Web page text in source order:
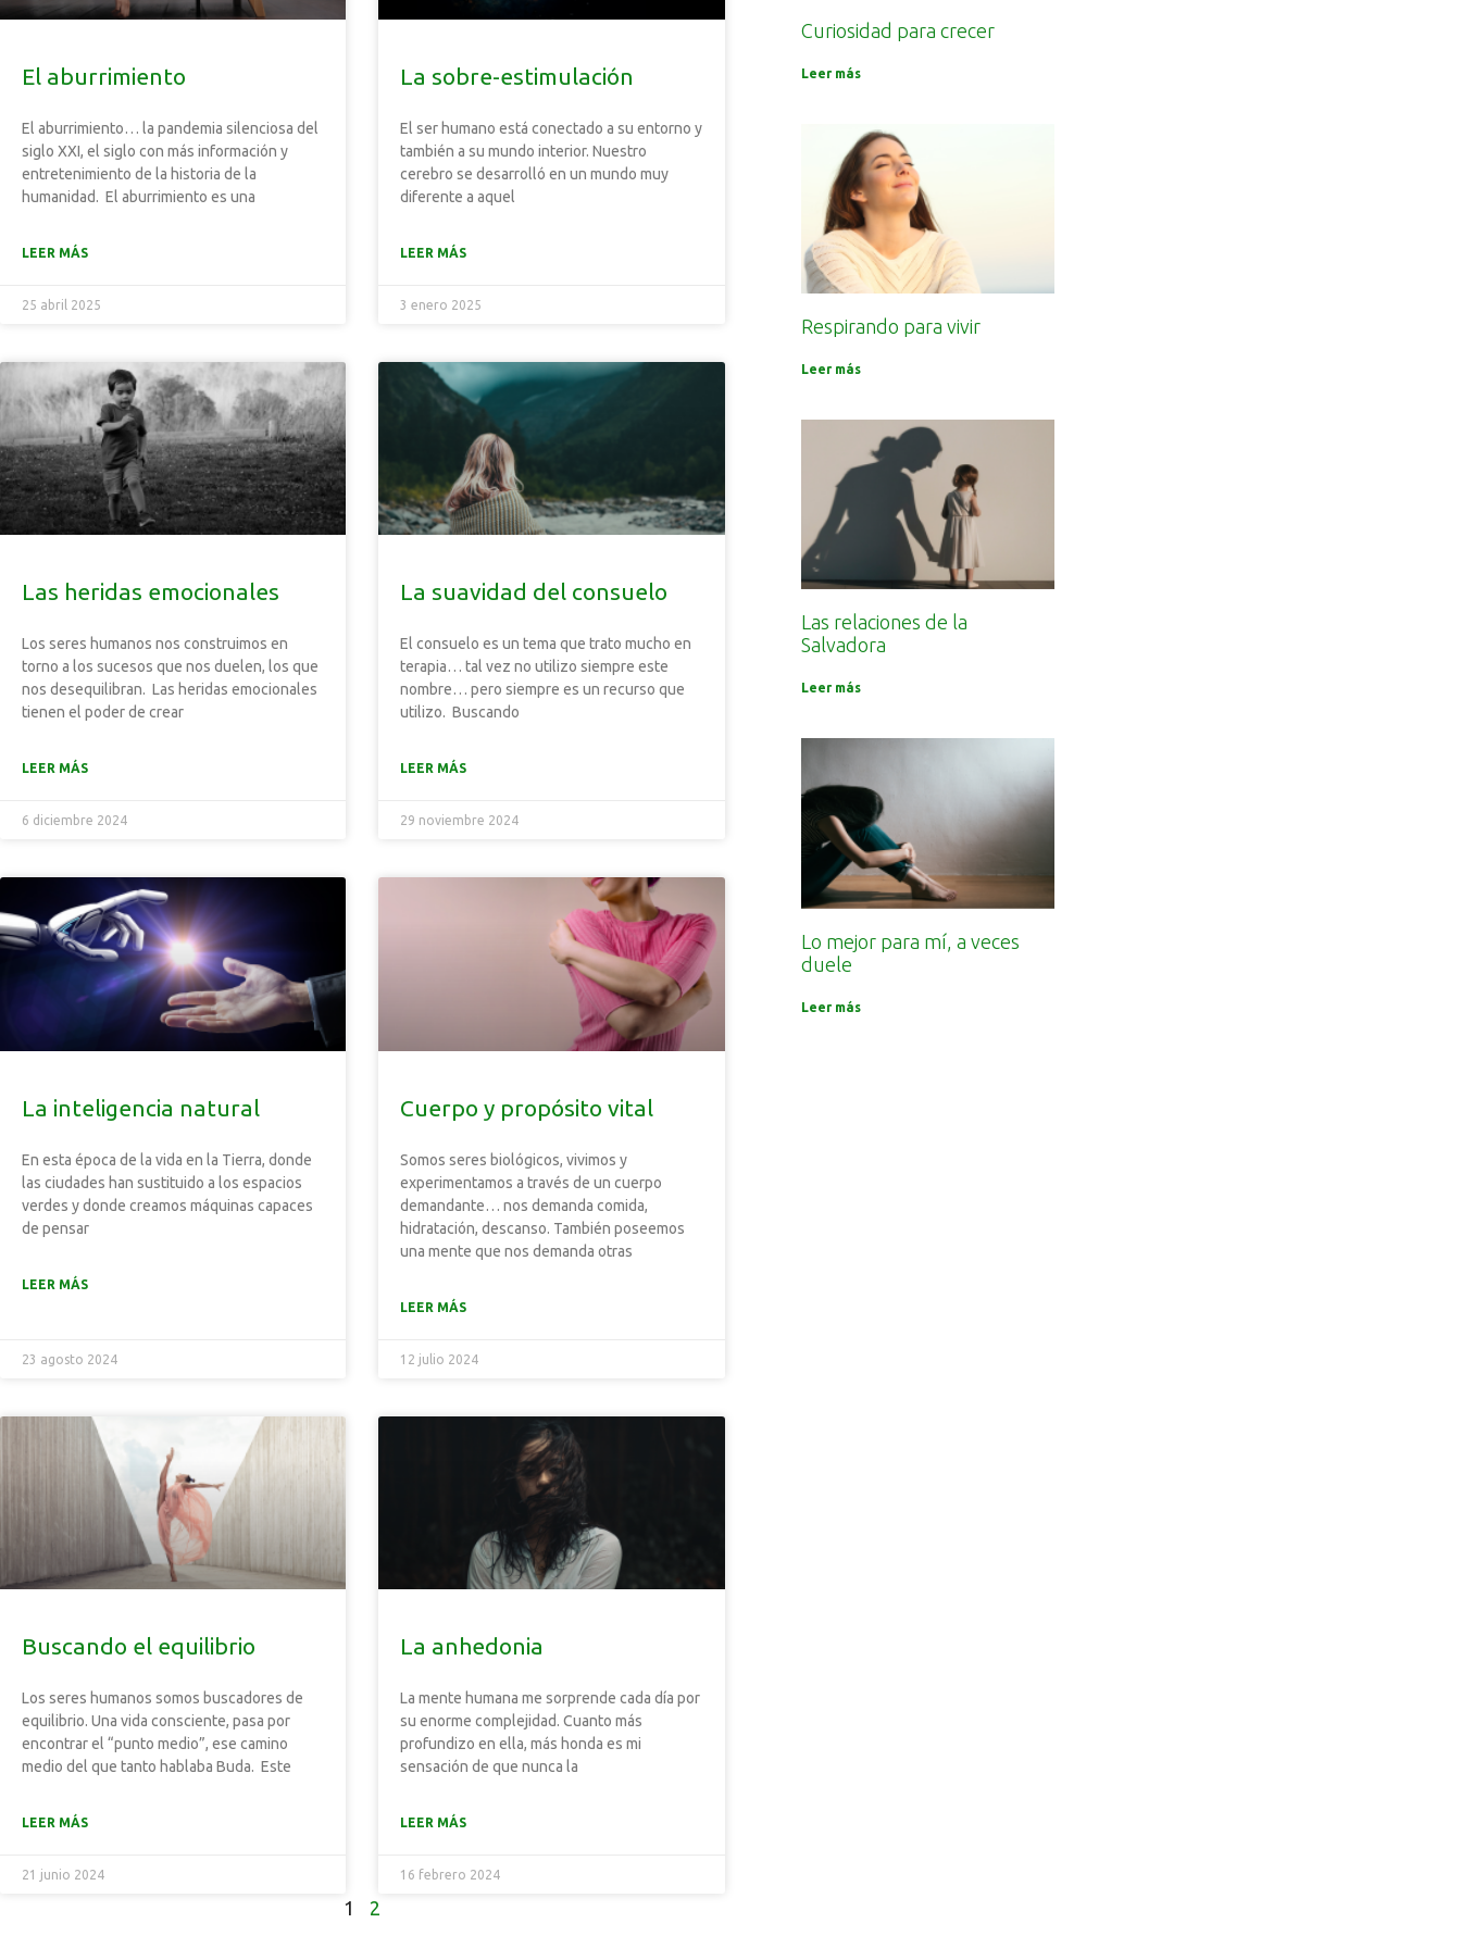
El aburrimiento
El aburrimiento… la pandemia silenciosa del
siglo XXI, el siglo con más información y
entretenimiento de la historia de la
humanidad. El aburrimiento es una
LEER MÁS
25 abril 2025
La sobre-estimulación
El ser humano está conectado a su entorno y
también a su mundo interior. Nuestro
cerebro se desarrolló en un mundo muy
diferente a aquel
LEER MÁS
3 enero 2025
Las heridas emocionales
Los seres humanos nos construimos en
torno a los sucesos que nos duelen, los que
nos desequilibran. Las heridas emocionales
tienen el poder de crear
LEER MÁS
6 diciembre 2024
La suavidad del consuelo
El consuelo es un tema que trato mucho en
terapia… tal vez no utilizo siempre este
nombre… pero siempre es un recurso que
utilizo. Buscando
LEER MÁS
29 noviembre 2024
La inteligencia natural
En esta época de la vida en la Tierra, donde
las ciudades han sustituido a los espacios
verdes y donde creamos máquinas capaces
de pensar
LEER MÁS
23 agosto 2024
Cuerpo y propósito vital
Somos seres biológicos, vivimos y
experimentamos a través de un cuerpo
demandante… nos demanda comida,
hidratación, descanso. También poseemos
una mente que nos demanda otras
LEER MÁS
12 julio 2024
Buscando el equilibrio
Los seres humanos somos buscadores de
equilibrio. Una vida consciente, pasa por
encontrar el “punto medio”, ese camino
medio del que tanto hablaba Buda. Este
LEER MÁS
21 junio 2024
La anhedonia
La mente humana me sorprende cada día por
su enorme complejidad. Cuanto más
profundizo en ella, más honda es mi
sensación de que nunca la
LEER MÁS
16 febrero 2024
1 2
Curiosidad para crecer
Leer más
Respirando para vivir
Leer más
Las relaciones de la
Salvadora
Leer más
Lo mejor para mí, a veces
duele
Leer más